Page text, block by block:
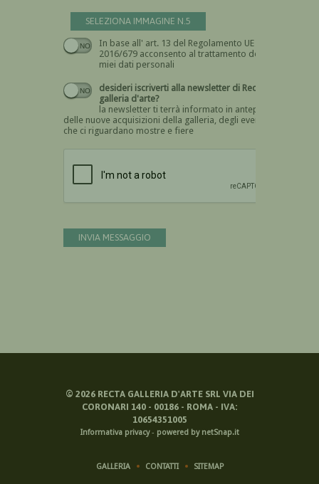
SELEZIONA IMMAGINE N.5
In base all' art. 13 del Regolamento UE n.
2016/679 acconsento al trattamento dei
miei dati personali
Devi dare il consenso
desideri iscriverti alla newsletter di Recta
galleria d'arte?
la newsletter ti terrà informato in anteprima
delle nuove acquisizioni della galleria, degli eventi
che ci riguardano mostre e fiere
INVIA MESSAGGIO
© 2026RECTA GALLERIA D'ARTE SRL VIA DEI
CORONARI 140 - 00186 - ROMA - IVA:
10654351005
Informativa privacy- powered by netSnap.it
GALLERIA CONTATTI SITEMAP